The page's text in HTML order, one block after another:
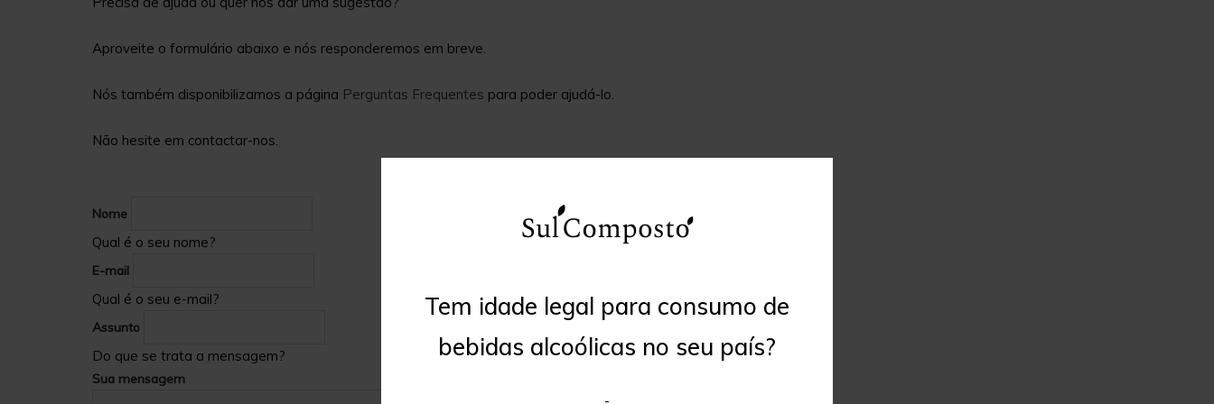
Tem idade legal para consumo de
bebidas alcoólicas no seu país?
Aproveite o formulário abaixo e nós responderemos em breve.
Nós também disponibilizamos a página Perguntas Frequentes para poder ajudá-lo.
Não hesite em contactar-nos.
Nome
Qual é o seu nome?
E-mail
Qual é o seu e-mail?
Assunto
Do que se trata a mensagem?
Sua mensagem